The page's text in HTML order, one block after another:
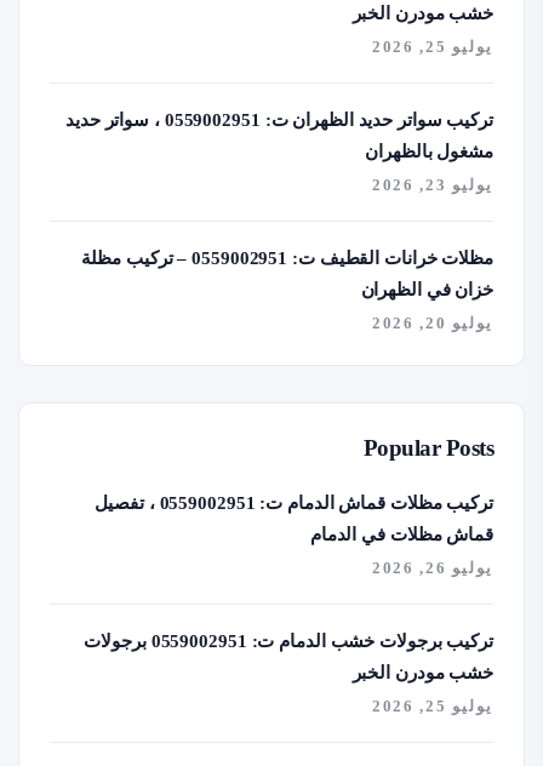
خشب مودرن الخبر
يوليو 25, 2026
تركيب سواتر حديد الظهران ت: 0559002951 ، سواتر حديد
مشغول بالظهران
يوليو 23, 2026
مظلات خرانات القطيف ت: 0559002951 – تركيب مظلة
خزان في الظهران
يوليو 20, 2026
Popular Posts
تركيب مظلات قماش الدمام ت: 0559002951 ، تفصيل
قماش مظلات في الدمام
يوليو 26, 2026
تركيب برجولات خشب الدمام ت: 0559002951 برجولات
خشب مودرن الخبر
يوليو 25, 2026